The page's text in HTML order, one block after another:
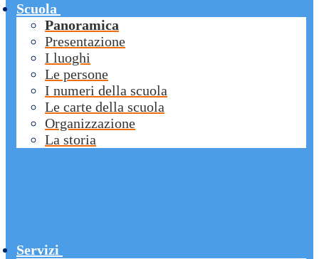
Scuola
Panoramica
Presentazione
I luoghi
Le persone
I numeri della scuola
Le carte della scuola
Organizzazione
La storia
Servizi